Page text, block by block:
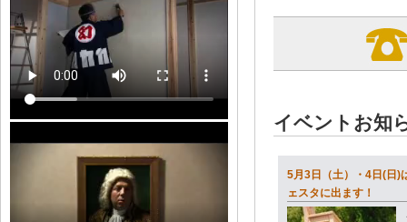
イベントお知
5月3日（土）・4日(日)
ェスタに出ます！